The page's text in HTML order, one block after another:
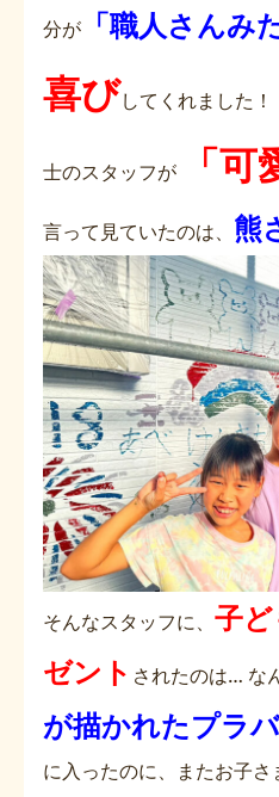
分が 「職人さんみ
喜びしてくれました
士のスタッフが 「可
言って見ていたのは、 熊
そんなスタッフに、 子
ゼント されたのは… な
が描かれたプラ
に入ったのに、またお子